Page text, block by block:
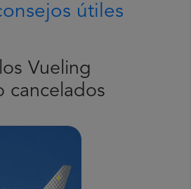
útiles
Vueling
cancelados